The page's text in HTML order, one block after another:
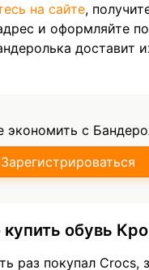
на сайте,
и оформляйте
доставит
экономить с
Зарегистрироваться
обувь
раз покупал Crocs,